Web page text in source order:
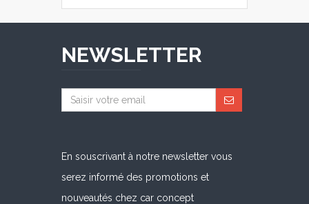
NEWSLETTER
En souscrivant à notre newsletter vous
serez informé des promotions et
nouveautés chez car concept